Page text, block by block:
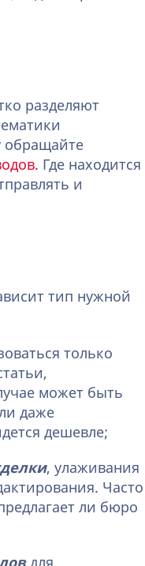
разделяют
обращайте
Где находится
и
тип нужной
только
может быть
даже
дешевле;
, улаживания
Часто
ли бюро